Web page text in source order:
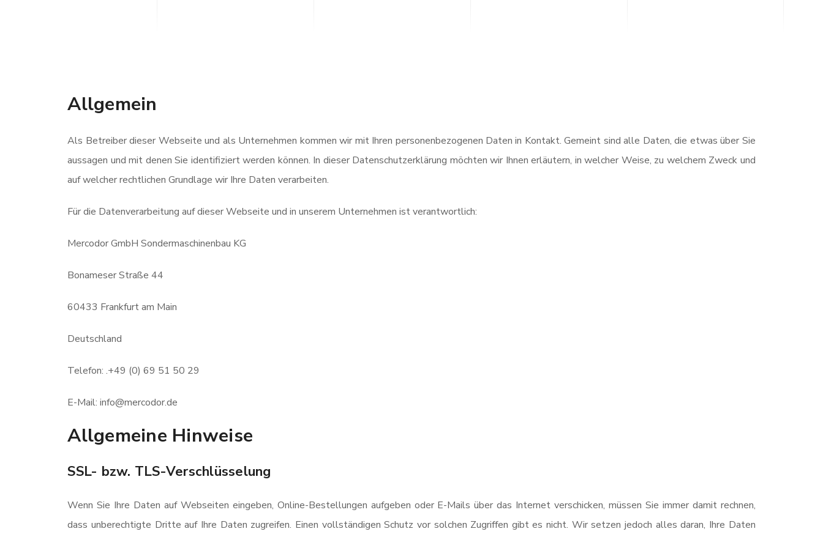
Allgemein
Als Betreiber dieser Webseite und als Unternehmen kommen wir mit Ihren personenbezogenen Daten in Kontakt. Gemeint sind alle Daten, die etwas über Sie
aussagen und mit denen Sie identifiziert werden können. In dieser Datenschutzerklärung möchten wir Ihnen erläutern, in welcher Weise, zu welchem Zweck und
auf welcher rechtlichen Grundlage wir Ihre Daten verarbeiten.
Für die Datenverarbeitung auf dieser Webseite und in unserem Unternehmen ist verantwortlich:
Mercodor GmbH Sondermaschinenbau KG
Bonameser Straße 44
60433 Frankfurt am Main
Deutschland
Telefon: .+49 (0) 69 51 50 29
E-Mail: info@mercodor.de
Allgemeine Hinweise
SSL- bzw. TLS-Verschlüsselung
Wenn Sie Ihre Daten auf Webseiten eingeben, Online-Bestellungen aufgeben oder E-Mails über das Internet verschicken, müssen Sie immer damit rechnen,
dass unberechtigte Dritte auf Ihre Daten zugreifen. Einen vollständigen Schutz vor solchen Zugriffen gibt es nicht. Wir setzen jedoch alles daran, Ihre Daten